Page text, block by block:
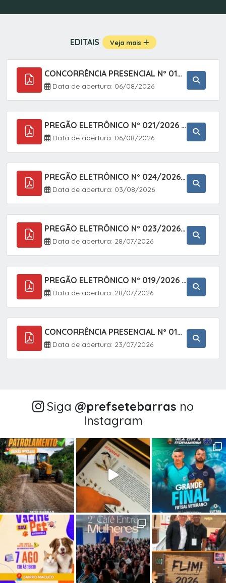
EDITAIS Veja mais
CONCORRÊNCIA PRESENCIAL Nº 019/2025 - PAVIMENTAÇÃO ASFÁLTICA EM TRECHO DA RUA 2 NO BAIRRO VILA SOARES NO MUNICÍPIO DE SETE BARRAS/SP.
Data de abertura: 06/08/2026
PREGÃO ELETRÔNICO Nº 021/2026 - AQUISIÇÃO DE CONTENTORES E CARRINHOS, DESTINADOS A COLETIVA E MANEJO DE RESÍDUOS SÓLIDOS, ATRAVÉS DO SISTEMA DE REGISTRO DE PREÇOS (SRP)
Data de abertura: 06/08/2026
PREGÃO ELETRÔNICO Nº 024/2026 - AQUISIÇÃO DE GÁS MEDICINAL TIPO OXIGÊNIO (1,00 M3, 3,00 M3 E 10,00 M3), EM ATENDIMENTO À SECRETARIA MUNICIPAL DE SAÚDE, ATRAVÉS DO SISTEMA DE REGISTRO DE PREÇOS (SRP)
Data de abertura: 03/08/2026
PREGÃO ELETRÔNICO Nº 023/2026 - AQUISIÇÃO DE ENXOVAL INFANTIL, EM ATENDIMENTO À SECRETARIA MUNICIPAL DE EDUCAÇÃO, ATRAVÉS DO SISTEMA DE REGISTRO DE PREÇOS (SRP).
Data de abertura: 28/07/2026
PREGÃO ELETRÔNICO Nº 019/2026 - CONTRATAÇÃO DE EMPRESA ESPECIALIZADA PARA A PRESTAÇÃO DE SERVIÇOS VETERINÁRIOS CLÍNICOS E CIRÚRGICOS, COM FOCO EM AÇÕES DE SAÚDE PÚBLICA, BEM-ESTAR ANIMAL E CONTROLE POPULACIONAL ÉTICO DE CÃES E GATOS, EM ATENDIMENTO À
Data de abertura: 28/07/2026
CONCORRÊNCIA PRESENCIAL Nº 018/2026 - PAVIMENTAÇÃO ASFÁLTICA NO BAIRRO VOTUPOCA ? ESTRADA DA RAPOSA, NO MUNICÍPIO DE SETE BARRAS/SP
Data de abertura: 23/07/2026
Siga @‌prefsetebarras no
Instagram